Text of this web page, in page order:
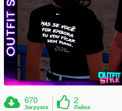
670
Загрузок
2
Лайка